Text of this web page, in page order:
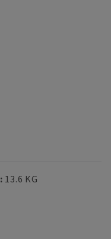
: 13.6 KG